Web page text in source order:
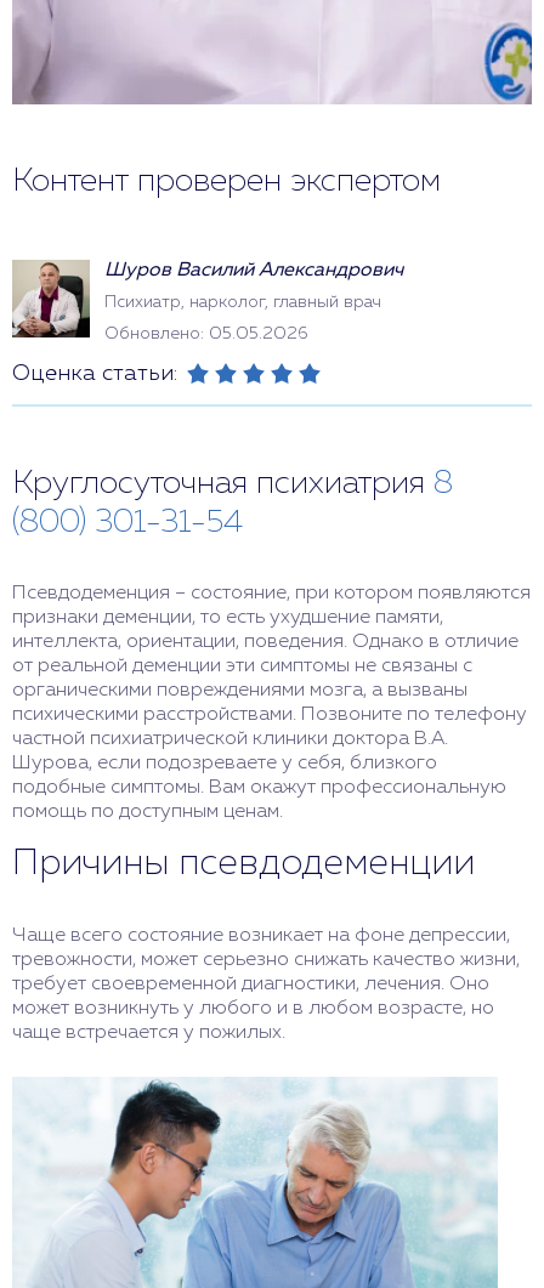
Контент проверен экспертом
Шуров Василий Александрович
Психиатр, нарколог, главный врач
Обновлено: 05.05.2026
Оценка статьи:
Круглосуточная психиатрия 8
(800) 301-31-54
Псевдодеменция – состояние, при котором появляются
признаки деменции, то есть ухудшение памяти,
интеллекта, ориентации, поведения. Однако в отличие
от реальной деменции эти симптомы не связаны с
органическими повреждениями мозга, а вызваны
психическими расстройствами. Позвоните по телефону
частной психиатрической клиники доктора В.А.
Шурова, если подозреваете у себя, близкого
подобные симптомы. Вам окажут профессиональную
помощь по доступным ценам.
Причины псевдодеменции
Чаще всего состояние возникает на фоне депрессии,
тревожности, может серьезно снижать качество жизни,
требует своевременной диагностики, лечения. Оно
может возникнуть у любого и в любом возрасте, но
чаще встречается у пожилых.